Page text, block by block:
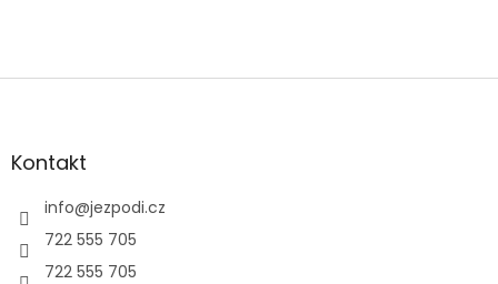
Z
aKontakt
info@jezpodi.cz
722 555 705
722 555 705